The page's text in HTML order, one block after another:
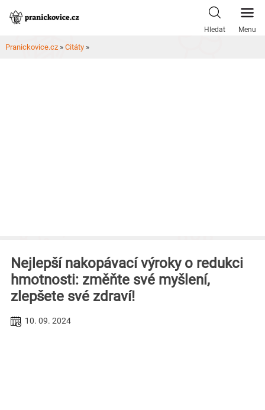
Skip
Hledat Menu
Pranickovice.cz » Citáty »
Nejlepší nakopávací výroky o redukci
hmotnosti: změňte své myšlení,
zlepšete své zdraví!
10. 09. 2024